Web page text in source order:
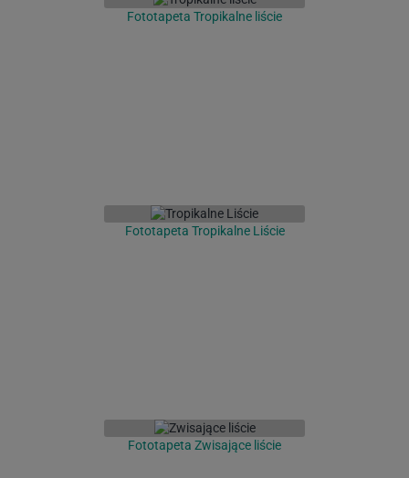
Fototapeta Tropikalne liście
Fototapeta Tropikalne Liście
Fototapeta Zwisające liście